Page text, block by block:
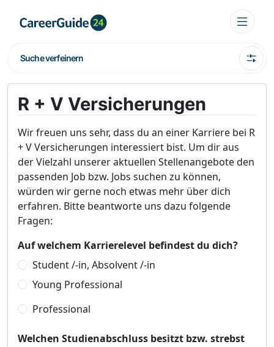
Suche verfeinern
R + V Versicherungen
Wir freuen uns sehr, dass du an einer Karriere bei R
+ V Versicherungen interessiert bist. Um dir aus
der Vielzahl unserer aktuellen Stellenangebote den
passenden Job bzw. Jobs suchen zu können,
würden wir gerne noch etwas mehr über dich
erfahren. Bitte beantworte uns dazu folgende
Fragen:
Auf welchem Karrierelevel befindest du dich?
Student /-in, Absolvent /-in
Young Professional
Professional
Welchen Studienabschluss besitzt bzw. strebst